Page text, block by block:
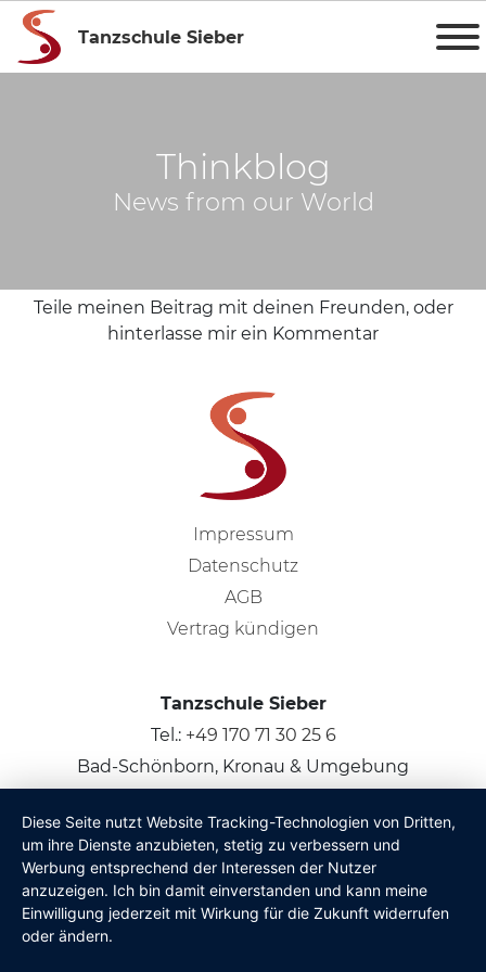
Tanzschule Sieber
Thinkblog
News from our World
Teile meinen Beitrag mit deinen Freunden, oder
hinterlasse mir ein Kommentar
Impressum
Datenschutz
AGB
Vertrag kündigen
Tanzschule Sieber
Tel.: +49 170 71 30 25 6
Bad-Schönborn, Kronau & Umgebung
© 2026 Claus Sieber
Diese Seite nutzt Website Tracking-Technologien von Dritten,
um ihre Dienste anzubieten, stetig zu verbessern und
Werbung entsprechend der Interessen der Nutzer
anzuzeigen. Ich bin damit einverstanden und kann meine
Einwilligung jederzeit mit Wirkung für die Zukunft widerrufen
oder ändern.